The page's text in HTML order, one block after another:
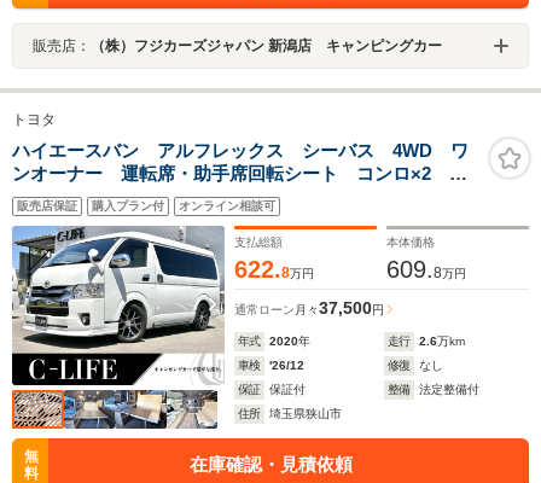
販売店： （株）フジカーズジャパン 新潟店 キャンピングカー
トヨタ
ハイエースバン アルフレックス シーバス 4WD ワ
ンオーナー 運転席・助手席回転シート コンロ×2 ア
ウターシャワー 寒冷地仕様 走行充電 シングルサ
ブ 社外アルミ 8ナンバー キャンピングカー ワイド
ミドル 車中泊
販売店保証 購入プラン付 オンライン相談可
支払総額
622.8万円
本体価格
609.8万円
通常ローン 月々37,500円
年式 2020年 走行 2.6万km
車検
'26/12 修復
なし
保証
保証付 整備
法定整備付
住所
埼玉県狭山市
無
料
在庫確認・見積依頼